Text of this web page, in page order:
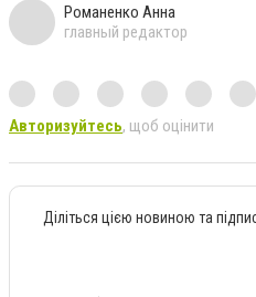
Романенко Анна
главный редактор
Авторизуйтесь, щоб оцінити
Діліться цією новиною та